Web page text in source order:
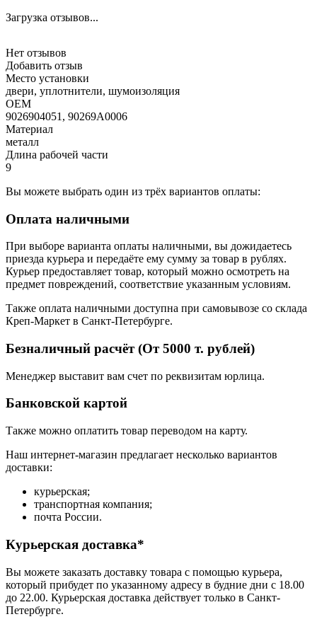
Загрузка отзывов...
Нет отзывов
Добавить отзыв
Место установки
двери, уплотнители, шумоизоляция
OEM
9026904051, 90269A0006
Материал
металл
Длина рабочей части
9
Вы можете выбрать один из трёх вариантов оплаты:
Оплата наличными
При выборе варианта оплаты наличными, вы дожидаетесь
приезда курьера и передаёте ему сумму за товар в рублях.
Курьер предоставляет товар, который можно осмотреть на
предмет повреждений, соответствие указанным условиям.
Также оплата наличными доступна при самовывозе со склада
Креп-Маркет в Санкт-Петербурге.
Безналичный расчёт (От 5000 т. рублей)
Менеджер выставит вам счет по реквизитам юрлица.
Банковской картой
Также можно оплатить товар переводом на карту.
Наш интернет-магазин предлагает несколько вариантов
доставки:
курьерская;
транспортная компания;
почта России.
Курьерская доставка*
Вы можете заказать доставку товара с помощью курьера,
который прибудет по указанному адресу в будние дни с 18.00
до 22.00. Курьерская доставка действует только в Санкт-
Петербурге.